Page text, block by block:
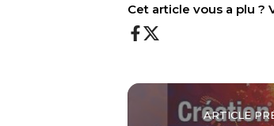
Cet article vous a plu ?
ARTICLE